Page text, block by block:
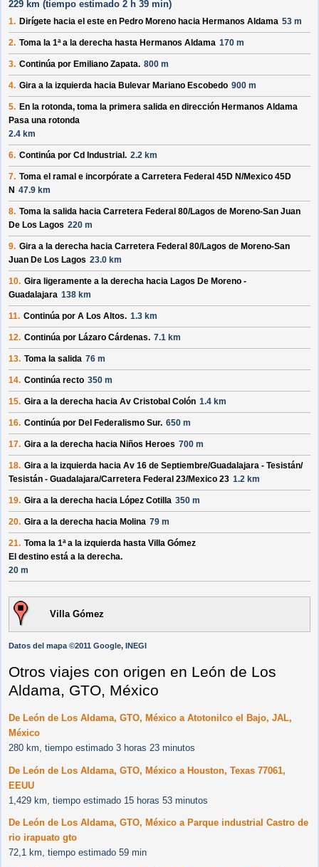
229 km (tiempo estimado 2 h 39 min)
1. Dirígete hacia el este en Pedro Moreno hacia Hermanos Aldama 53 m
2. Toma la 1ª a la derecha hasta Hermanos Aldama 170 m
3. Continúa por Emiliano Zapata. 800 m
4. Gira a la izquierda hacia Bulevar Mariano Escobedo 900 m
5. En la rotonda, toma la primera salida en dirección Hermanos Aldama
Pasa una rotonda
2.4 km
6. Continúa por Cd Industrial . 2.2 km
7. Toma el ramal e incorpórate a Carretera Federal 45D N/Mexico 45D
N 47.9 km
8. Toma la salida hacia Carretera Federal 80/Lagos de Moreno-San Juan
De Los Lagos 220 m
9. Gira a la derecha hacia Carretera Federal 80/Lagos de Moreno-San
Juan De Los Lagos 23.0 km
10. Gira ligeramente a la derecha hacia Lagos De Moreno -
Guadalajara 138 km
11. Continúa por A Los Altos. 1.3 km
12. Continúa por Lázaro Cárdenas. 7.1 km
13. Toma la salida 76 m
14. Continúa recto 350 m
15. Gira a la derecha hacia Av Cristobal Colón 1.4 km
16. Continúa por Del Federalismo Sur. 650 m
17. Gira a la derecha hacia Niños Heroes 700 m
18. Gira a la izquierda hacia Av 16 de Septiembre/Guadalajara - Tesistán/
Tesistán - Guadalajara/Carretera Federal 23/Mexico 23 1.2 km
19. Gira a la derecha hacia López Cotilla 350 m
20. Gira a la derecha hacia Molina 79 m
21. Toma la 1ª a la izquierda hasta Villa Gómez
El destino está a la derecha.
20 m
Villa Gómez
Datos del mapa ©2011 Google, INEGI
Otros viajes con origen en León de Los
Aldama, GTO, México
De León de Los Aldama, GTO, México a Atotonilco el Bajo, JAL,
México
280 km, tiempo estimado 3 horas 23 minutos
De León de Los Aldama, GTO, México a Houston, Texas 77061,
EEUU
1,429 km, tiempo estimado 15 horas 53 minutos
De León de Los Aldama, GTO, México a Parque industrial Castro de
rio irapuato gto
72,1 km, tiempo estimado 59 min